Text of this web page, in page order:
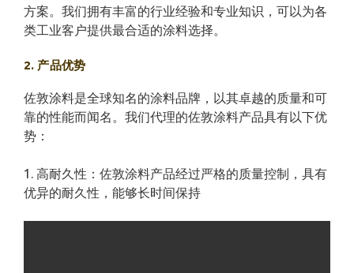
方案。我们拥有丰富的行业经验和专业知识，可以为各
类工业客户提供最合适的涂料选择。
2. 产品优势
佐敦涂料是全球知名的涂料品牌，以其卓越的质量和可
靠的性能而闻名。我们代理的佐敦涂料产品具有以下优
势：
1. 高耐久性：佐敦涂料产品经过严格的质量控制，具有
优异的耐久性，能够长时间保持